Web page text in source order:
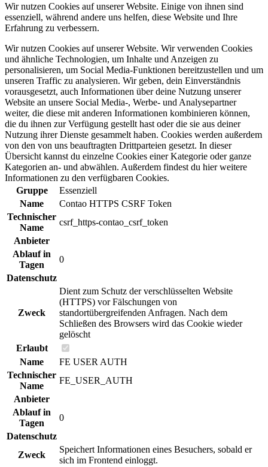
Wir nutzen Cookies auf unserer Website. Einige von ihnen sind
essenziell, während andere uns helfen, diese Website und Ihre
Erfahrung zu verbessern.
Wir nutzen Cookies auf unserer Website. Wir verwenden Cookies
und ähnliche Technologien, um Inhalte und Anzeigen zu
personalisieren, um Social Media-Funktionen bereitzustellen und um
unseren Traffic zu analysieren. Wir geben, dein Einverständnis
vorausgesetzt, auch Informationen über deine Nutzung unserer
Website an unsere Social Media-, Werbe- und Analysepartner
weiter, die diese mit anderen Informationen kombinieren können,
die du ihnen zur Verfügung gestellt hast oder die sie aus deiner
Nutzung ihrer Dienste gesammelt haben. Cookies werden außerdem
von den von uns beauftragten Drittparteien gesetzt. In dieser
Übersicht kannst du einzelne Cookies einer Kategorie oder ganze
Kategorien an- und abwählen. Außerdem findest du hier weitere
Informationen zu den verfügbaren Cookies.
Gruppe
Essenziell
Name
Contao HTTPS CSRF Token
Technischer
Name
csrf_https-contao_csrf_token
Anbieter
Ablauf in
Tagen
0
Datenschutz
Zweck
Dient zum Schutz der verschlüsselten Website
(HTTPS) vor Fälschungen von
standortübergreifenden Anfragen. Nach dem
Schließen des Browsers wird das Cookie wieder
gelöscht
Erlaubt
Name
FE USER AUTH
Technischer
Name
FE_USER_AUTH
Anbieter
Ablauf in
Tagen
0
Datenschutz
Zweck
Speichert Informationen eines Besuchers, sobald er
sich im Frontend einloggt.